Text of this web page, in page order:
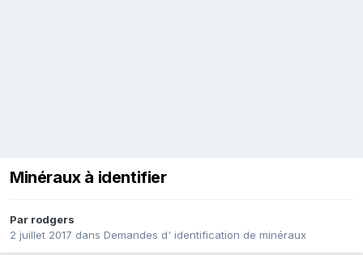
Minéraux à identifier
Par rodgers
2 juillet 2017 dans Demandes d' identification de minéraux